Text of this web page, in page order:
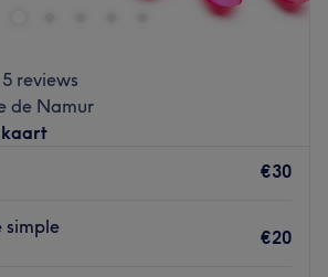
5 reviews
de Namur
kaart
€30
simple
€20